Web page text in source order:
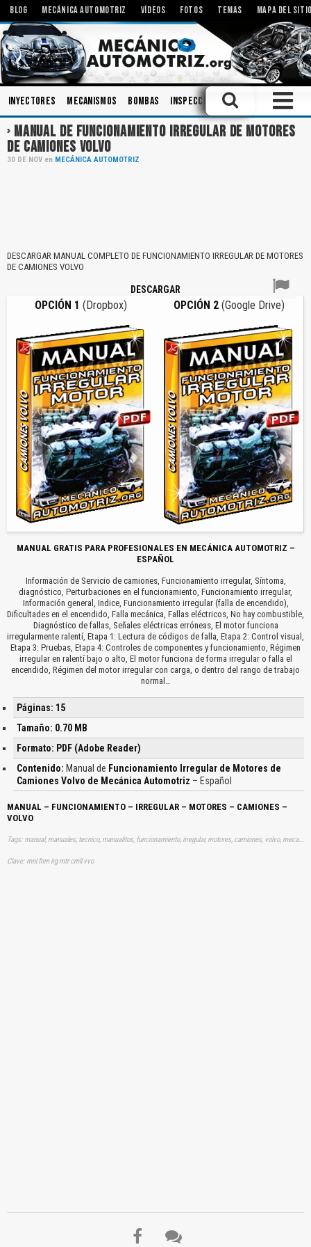
BLOG MECÁNICA AUTOMOTRIZ VÍDEOS FOTOS TEMAS MAPA DEL
Inyectores Mecanismos Bombas Inspecciones
MANUAL DE FUNCIONAMIENTO IRREGULAR DE MOTORES
DE CAMIONES VOLVO
30 DE NOV en MECÁNICA AUTOMOTRIZ
DESCARGAR MANUAL COMPLETO DE FUNCIONAMIENTO IRREGULAR DE MOTORES
DE CAMIONES VOLVO
DESCARGAR
OPCIÓN 1 (Dropbox) OPCIÓN 2 (Google Drive)
MANUAL GRATIS PARA PROFESIONALES EN MECÁNICA AUTOMOTRIZ –
ESPAÑOL
Información de Servicio de camiones, Funcionamiento irregular, Síntoma,
diagnóstico, Perturbaciones en el funcionamiento, Funcionamiento irregular,
Información general, Indice, Funcionamiento irregular (falla de encendido),
Dificultades en el encendido, Falla mecánica, Fallas eléctricos, No hay combustible,
Diagnóstico de fallas, Señales eléctricas erróneas, El motor funciona
irregularmente ralentí, Etapa 1: Lectura de códigos de falla, Etapa 2: Control visual,
Etapa 3: Pruebas, Etapa 4: Controles de componentes y funcionamiento, Régimen
irregular en ralentí bajo o alto, El motor funciona de forma irregular o falla el
encendido, Régimen del motor irregular con carga, o dentro del rango de trabajo
normal…
Páginas: 15
Tamaño: 0.70 MB
Formato: PDF (Adobe Reader)
Contenido: Manual de Funcionamiento Irregular de Motores de
Camiones Volvo de Mecánica Automotriz – Español
MANUAL – FUNCIONAMIENTO – IRREGULAR – MOTORES – CAMIONES –
VOLVO
Tags: manual, manuales, tecnico, manualitos, funcionamiento, irregular, motores, camiones, volvo, mecanica, automotriz, aprender, descargas
Clave: mnl fnm irg mtr cmll vvo